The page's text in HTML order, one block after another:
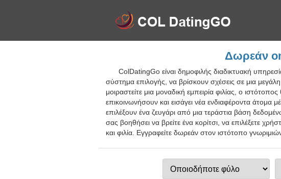
Δωρεάν
ColDatingGo είναι δημοφιλής διαδικτυακή
σύστημα επιλογής, να βρίσκουν σχέσεις σε μια
μοιραστείτε μια μοναδική εμπειρία φιλίας, ο
επικοινωνήσουν και εισάγει νέα ενδιαφέροντα
επιλέξουν ένα ζευγάρι από μια τεράστια βάση
σας βοηθήσει να βρείτε ένα κορίτσι, να επιλέξετε
και φιλία. Εγγραφείτε δωρεάν στον ιστότοπο